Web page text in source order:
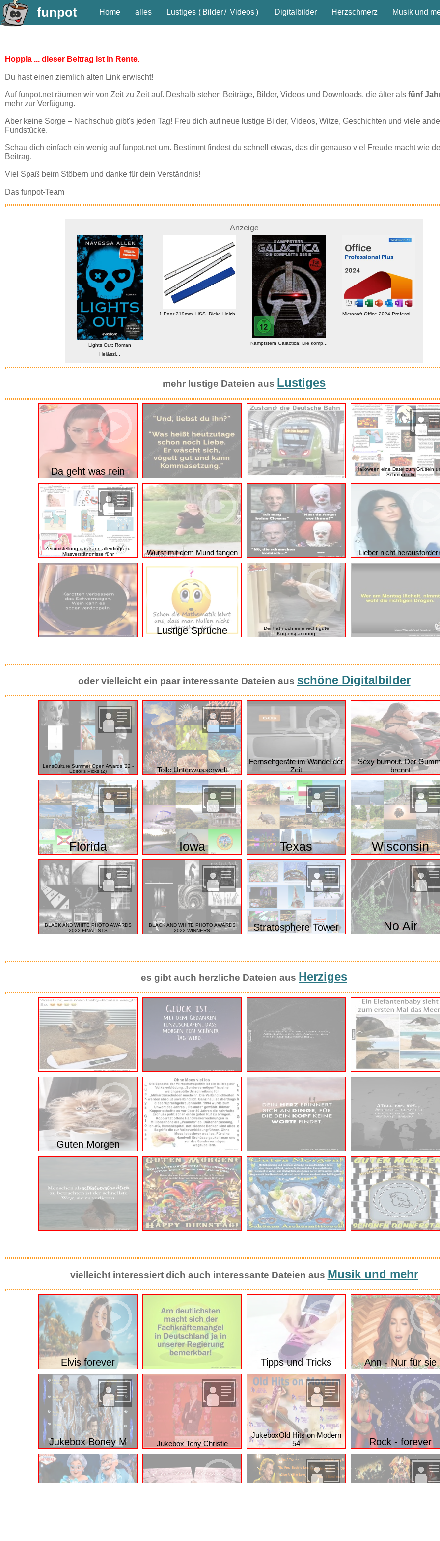
funpot Home alles Lustiges ( Bilder/ Videos) Digitalbilder Herzschmerz Musik und
Hoppla ... dieser Beitrag ist in Rente.
Du hast einen ziemlich alten Link erwischt!
Auf funpot.net räumen wir von Zeit zu Zeit auf. Deshalb stehen Beiträge, Bilder, Videos und Downloads, die älter als fünf
mehr zur Verfügung.
Aber keine Sorge – Nachschub gibt's jeden Tag! Freu dich auf neue lustige Bilder, Videos, Witze, Geschichten und viele
Fundstücke.
Schau dich einfach ein wenig auf funpot.net um. Bestimmt findest du schnell etwas, das dir genauso viel Freude macht wie
Beitrag.
Viel Spaß beim Stöbern und danke für dein Verständnis!
Das funpot-Team
Anzeige
Lights Out: Roman
Hei&szl...
1 Paar 319mm. HSS. Dicke Holzh...
Kampfstern Galactica: Die komp...
Microsoft Office 2024 Professi...
mehr lustige Dateien aus Lustiges
Da geht was rein
Halloween eine Datei zum Gruseln
Schmunzeln
Zeitumstellung das kann allerdings zu
Missverständnisse führ
Wurst mit dem Mund fangen Lieber nicht
Lustige Sprüche
Der hat noch eine recht gute
Körperspannung
oder vielleicht ein paar interessante Dateien aus schöne Digitalbilder
LensCulture Summer Open Awards '22 -
Editor's Picks (2)
Tolle Unterwasserwelt
Fernsehgeräte im Wandel der
Zeit
Sexy burnout. Der
brennt
Florida Iowa Texas Wisconsin
BLACK AND WHITE PHOTO AWARDS
2022 FINALISTS
BLACK AND WHITE PHOTO AWARDS
2022 WINNERS
Stratosphere Tower No Air
es gibt auch herzliche Dateien aus Herziges
Guten Morgen
vielleicht interessiert dich auch interessante Dateien aus Musik und mehr
Elvis forever Tipps und Tricks Ann - Nur für sie
Jukebox Boney M Jukebox Tony Christie
JukeboxOld Hits on Modern
54
Rock - forever